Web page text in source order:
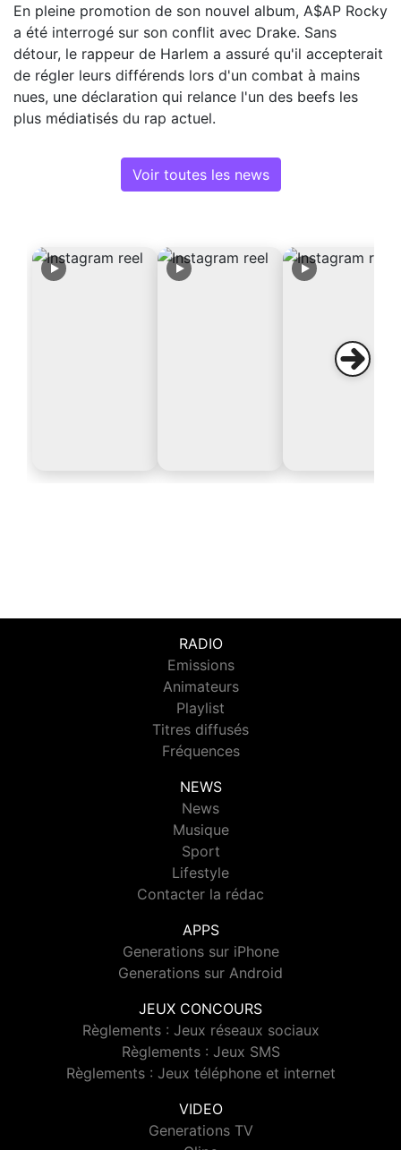
En pleine promotion de son nouvel album, A$AP Rocky
a été interrogé sur son conflit avec Drake. Sans
détour, le rappeur de Harlem a assuré qu'il accepterait
de régler leurs différends lors d'un combat à mains
nues, une déclaration qui relance l'un des beefs les
plus médiatisés du rap actuel.
Voir toutes les news
RADIO
Emissions
Animateurs
Playlist
Titres diffusés
Fréquences
NEWS
News
Musique
Sport
Lifestyle
Contacter la rédac
APPS
Generations sur iPhone
Generations sur Android
JEUX CONCOURS
Règlements : Jeux réseaux sociaux
Règlements : Jeux SMS
Règlements : Jeux téléphone et internet
VIDEO
Generations TV